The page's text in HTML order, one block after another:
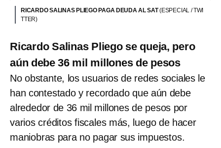
RICARDO SALINAS PLIEGO PAGA DEUDA AL SAT(ESPECIAL / TWI
TTER)
Ricardo Salinas Pliego se queja, pero
aún debe 36 mil millones de pesos
No obstante, los usuarios de redes sociales le
han contestado y recordado que aún debe
alrededor de 36 mil millones de pesos por
varios créditos fiscales más, luego de hacer
maniobras para no pagar sus impuestos.